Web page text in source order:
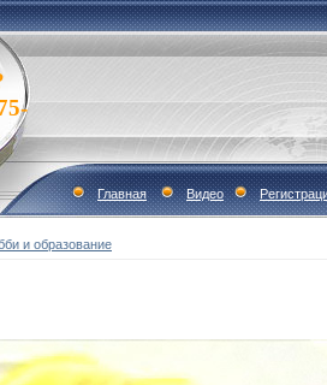
Главная Видео
и образование